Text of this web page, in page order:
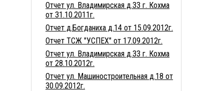
Отчет ул. Владимирская д.33 г. Кохма
от 31.10.2011г.
Отчет д.Богданиха д.14 от 15.09.2012г.
Отчет ТСЖ "УСПЕХ" от 17.09.2012г.
Отчет ул. Владимирская д.33 г. Кохма
от 28.10.2012г.
Отчет ул. Машиностроительная д.18 от
30.09.2012г.